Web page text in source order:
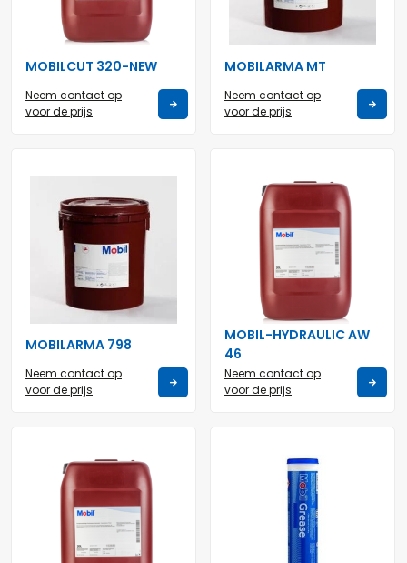
MOBILCUT 320-NEW
Neem contact op
voor de prijs
MOBILARMA MT
Neem contact op
voor de prijs
MOBILARMA 798
Neem contact op
voor de prijs
MOBIL-HYDRAULIC AW
46
Neem contact op
voor de prijs